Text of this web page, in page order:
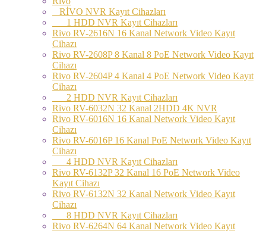
RİVO NVR Kayıt Cihazları
1 HDD NVR Kayıt Cihazları
Rivo RV-2616N 16 Kanal Network Video Kayıt
Cihazı
Rivo RV-2608P 8 Kanal 8 PoE Network Video Kayıt
Cihazı
Rivo RV-2604P 4 Kanal 4 PoE Network Video Kayıt
Cihazı
2 HDD NVR Kayıt Cihazları
Rivo RV-6032N 32 Kanal 2HDD 4K NVR
Rivo RV-6016N 16 Kanal Network Video Kayıt
Cihazı
Rivo RV-6016P 16 Kanal PoE Network Video Kayıt
Cihazı
4 HDD NVR Kayıt Cihazları
Rivo RV-6132P 32 Kanal 16 PoE Network Video
Kayıt Cihazı
Rivo RV-6132N 32 Kanal Network Video Kayıt
Cihazı
8 HDD NVR Kayıt Cihazları
Rivo RV-6264N 64 Kanal Network Video Kayıt